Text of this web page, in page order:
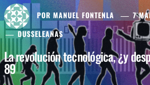
PORMANUEL FONTENLA
7
DUSSELEANAS
La revolución tecnológica, ¿y
89